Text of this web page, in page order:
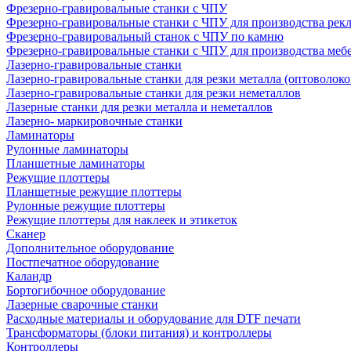
Фрезерно-гравировальные станки с ЧПУ
Фрезерно-гравировальные станки с ЧПУ для производства
Фрезерно-гравировальный станок с ЧПУ по камню
Фрезерно-гравировальные станки с ЧПУ для производства
Лазерно-гравировальные станки
Лазерно-гравировальные станки для резки металла
Лазерно-гравировальные станки для резки неметаллов
Лазерные станки для резки металла и неметаллов
Лазерно- маркировочные станки
Ламинаторы
Рулонные ламинаторы
Планшетные ламинаторы
Режущие плоттеры
Планшетные режущие плоттеры
Рулонные режущие плоттеры
Режущие плоттеры для наклеек и этикеток
Сканер
Дополнительное оборудование
Постпечатное оборудование
Каландр
Бортогибочное оборудование
Лазерные сварочные станки
Расходные материалы и оборудование для DTF печати
Трансформаторы (блоки питания) и контроллеры
Контроллеры